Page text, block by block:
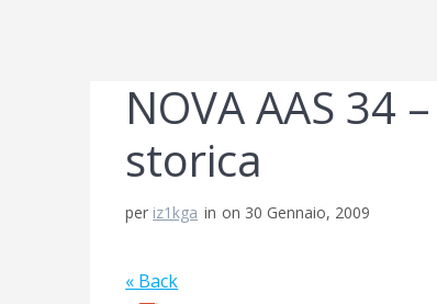
NOVA AAS 34
storica
per iz1kga in on 30 Gennaio, 2009
« Back